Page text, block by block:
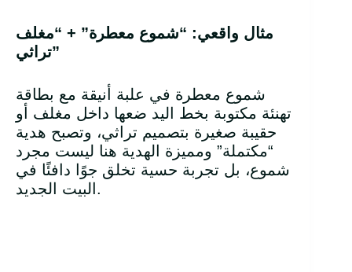
مثال واقعي: “شموع معطرة” + “مغلف
تراثي”
شموع معطرة في علبة أنيقة مع بطاقة
تهنئة مكتوبة بخط اليد ضعها داخل مغلف أو
حقيبة صغيرة بتصميم تراثي، وتصبح هدية
“مكتملة” ومميزة الهدية هنا ليست مجرد
شموع، بل تجربة حسية تخلق جوًا دافئًا في
البيت الجديد.